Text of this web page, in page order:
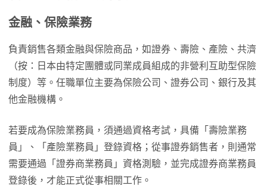
金融、保險業務
負責銷售各類金融與保險商品，如證券、壽險、產險、共濟
（按：日本由特定團體或同業成員組成的非營利互助型保險
制度）等。任職單位主要為保險公司、證券公司、銀行及其
他金融機構。
若要成為保險業務員，須通過資格考試，具備「壽險業務
員」、「產險業務員」登錄資格；從事證券銷售者，則通常
需要通過「證券商業務員」資格測驗，並完成證券商業務員
登錄後，才能正式從事相關工作。